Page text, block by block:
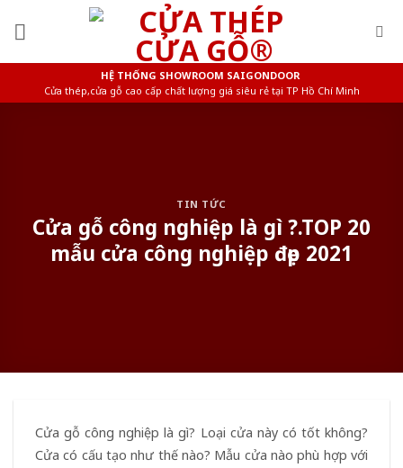
HỆ THỐNG SHOWROOM SAIGONDOOR
Cửa thép,cửa gỗ cao cấp chất lượng giá siêu rẻ tại TP Hồ Chí Minh
TIN TỨC
Cửa gỗ công nghiệp là gì ?.TOP 20
mẫu cửa công nghiệp đẹp 2021
Cửa gỗ công nghiệp là gì? Loại cửa này có tốt không?
Cửa có cấu tạo như thế nào? Mẫu cửa nào phù hợp với